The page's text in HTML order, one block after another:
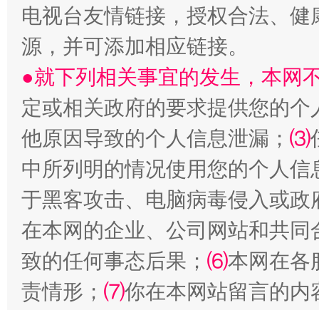
受贿1.44亿！段成刚被判无期 从幼
电视台友情链接，授权合法、
源，并可添加相应链接。
●就下列相关事宜的发生，本网
定或相关政府的要求提供您的个
他原因导致的个人信息泄漏； ⑶
中所列明的情况使用您的个人
于黑客攻击、电脑病毒侵入或
在本网的企业、公司网站和共
致的任何事态后果； ⑹本网在各
责情形； ⑺你在本网站留言的内